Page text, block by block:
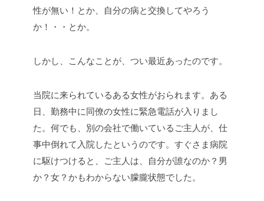
性が無い！とか、自分の病と交換してやろう
か！・・とか。
しかし、こんなことが、つい最近あったのです。
当院に来られているある女性がおられます。ある
日、勤務中に同僚の女性に緊急電話が入りまし
た。何でも、別の会社で働いているご主人が、仕
事中倒れて入院したというのです。すぐさま病院
に駆けつけると、ご主人は、自分が誰なのか？男
か？女？かもわからない朦朧状態でした。